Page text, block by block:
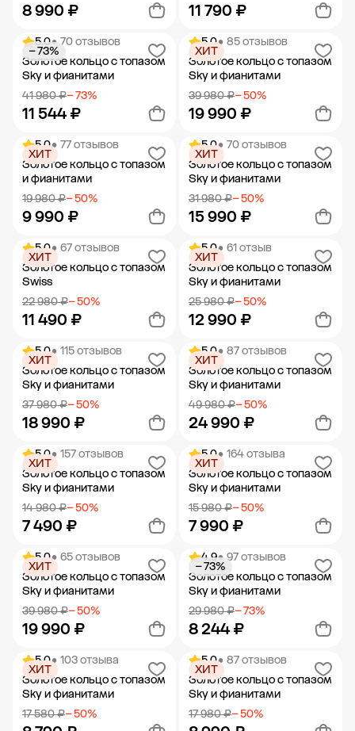
8 990 ₽
Добавить в корзину
11 790 ₽
Добавить в корзину
5.0• 70 отзывов
Золотое кольцо с топазом
Sky и фианитами
41 980 ₽− 73%
11 544 ₽
− 73%
Добавить в корзину
5.0• 85 отзывов
Золотое кольцо с топазом
Sky и фианитами
39 980 ₽− 50%
19 990 ₽
ХИТ
Добавить в корзину
5.0• 77 отзывов
Золотое кольцо с топазом
и фианитами
19 980 ₽− 50%
9 990 ₽
ХИТ
Добавить в корзину
5.0• 70 отзывов
Золотое кольцо с топазом
Sky и фианитами
31 980 ₽− 50%
15 990 ₽
ХИТ
Добавить в корзину
5.0• 67 отзывов
Золотое кольцо с топазом
Swiss
22 980 ₽− 50%
11 490 ₽
ХИТ
Добавить в корзину
5.0• 61 отзыв
Золотое кольцо с топазом
Sky и фианитами
25 980 ₽− 50%
12 990 ₽
ХИТ
Добавить в корзину
5.0• 115 отзывов
Золотое кольцо с топазом
Sky и фианитами
37 980 ₽− 50%
18 990 ₽
ХИТ
Добавить в корзину
5.0• 87 отзывов
Золотое кольцо с топазом
Sky и фианитами
49 980 ₽− 50%
24 990 ₽
ХИТ
Добавить в корзину
5.0• 157 отзывов
Золотое кольцо с топазом
Sky и фианитами
14 980 ₽− 50%
7 490 ₽
ХИТ
Добавить в корзину
5.0• 164 отзыва
Золотое кольцо с топазом
Sky и фианитами
15 980 ₽− 50%
7 990 ₽
ХИТ
Добавить в корзину
5.0• 65 отзывов
Золотое кольцо с топазом
Sky и фианитами
39 980 ₽− 50%
19 990 ₽
ХИТ
Добавить в корзину
4.9• 97 отзывов
Золотое кольцо с топазом
Sky и фианитами
29 980 ₽− 73%
8 244 ₽
− 73%
Добавить в корзину
5.0• 103 отзыва
Золотое кольцо с топазом
Sky и фианитами
17 580 ₽− 50%
ХИТ
5.0• 87 отзывов
Золотое кольцо с топазом
Sky и фианитами
17 980 ₽− 50%
ХИТ